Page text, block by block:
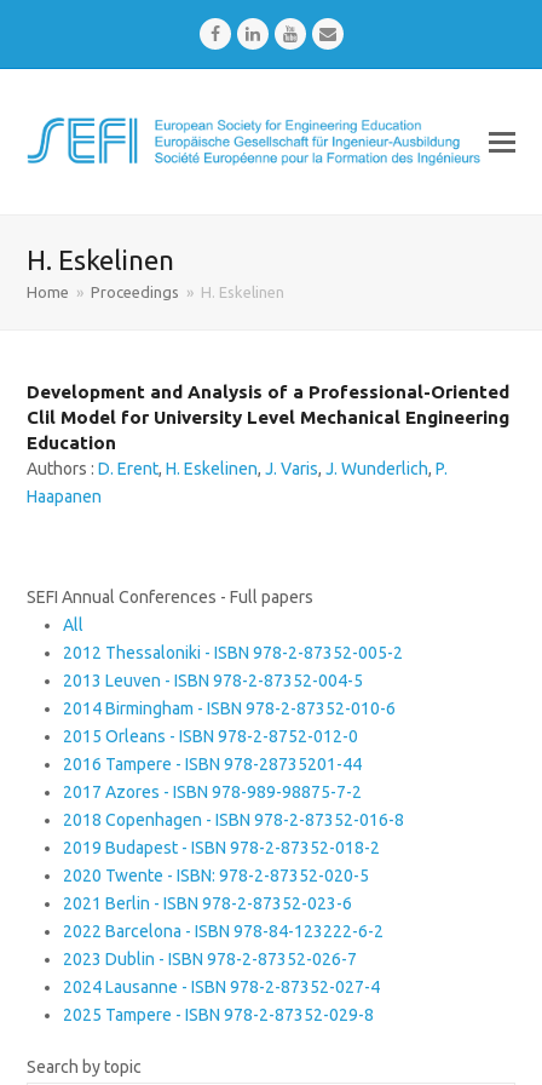
FacebookLinkedInYoutubeEmail
H. Eskelinen
Home » Proceedings » H. Eskelinen
Development and Analysis of a Professional-Oriented
Clil Model for University Level Mechanical Engineering
Education
Authors :D. Erent,H. Eskelinen,J. Varis,J. Wunderlich,P.
Haapanen
SEFI Annual Conferences - Full papers
All
2012 Thessaloniki - ISBN 978-2-87352-005-2
2013 Leuven - ISBN 978-2-87352-004-5
2014 Birmingham - ISBN 978-2-87352-010-6
2015 Orleans - ISBN 978-2-8752-012-0
2016 Tampere - ISBN 978-28735201-44
2017 Azores - ISBN 978-989-98875-7-2
2018 Copenhagen - ISBN 978-2-87352-016-8
2019 Budapest - ISBN 978-2-87352-018-2
2020 Twente - ISBN: 978-2-87352-020-5
2021 Berlin - ISBN 978-2-87352-023-6
2022 Barcelona - ISBN 978-84-123222-6-2
2023 Dublin - ISBN 978-2-87352-026-7
2024 Lausanne - ISBN 978-2-87352-027-4
2025 Tampere - ISBN 978-2-87352-029-8
Search by topic